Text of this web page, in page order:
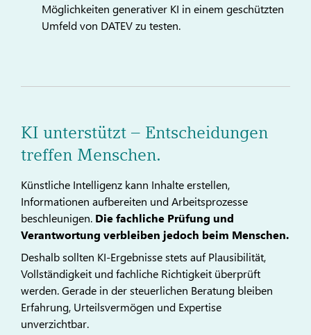
Möglichkeiten generativer KI in einem geschützten
Umfeld von DATEV zu testen.
KI unterstützt – Entscheidungen
treffen Menschen.
Künstliche Intelligenz kann Inhalte erstellen,
Informationen aufbereiten und Arbeitsprozesse
beschleunigen. Die fachliche Prüfung und
Verantwortung verbleiben jedoch beim Menschen.
Deshalb sollten KI-Ergebnisse stets auf Plausibilität,
Vollständigkeit und fachliche Richtigkeit überprüft
werden. Gerade in der steuerlichen Beratung bleiben
Erfahrung, Urteilsvermögen und Expertise
unverzichtbar.